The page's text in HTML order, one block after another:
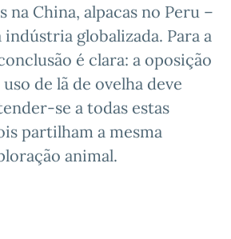
na China, alpacas no Peru –
globalizada. Para a
é clara: a oposição
de lã de ovelha deve
se a todas estas
partilham a mesma
animal.